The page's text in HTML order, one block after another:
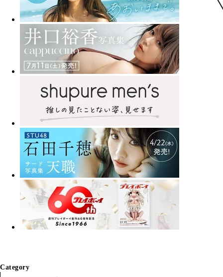
Category